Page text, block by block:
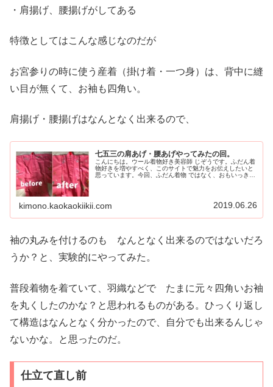
・肩揚げ、腰揚げがしてある
特徴としてはこんな感じなのだが
お宮参りの時に使う産着（掛け着・一つ身）は、背中に縫
い目が無くて、お袖も四角い。
肩揚げ・腰揚げはなんとなく出来るので、
七五三の肩あげ・腰あげやってみたの回。
こんにちは。ウール着物好き美容師 じぞうです。ふだん着
物好きを増やすべく、このサイトで魅力をお伝えしたいと
思っています。今回、ふだん着物 ではなく、おもいっきり
kimono.kaokaokiikii.com 2019.06.26
袖の丸みを付けるのも なんとなく出来るのではないだろ
うか？と、実験的にやってみた。
普段着物を着ていて、羽織などで たまに元々四角いお袖
を丸くしたのかな？と思われるものがある。ひっくり返し
て構造はなんとなく分かったので、自分でも出来るんじゃ
ないかな。と思ったのだ。
仕立て直し前